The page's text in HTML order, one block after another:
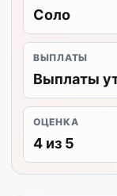
Соло
ВЫПЛАТЫ
Выплаты
ОЦЕНКА
4 из 5